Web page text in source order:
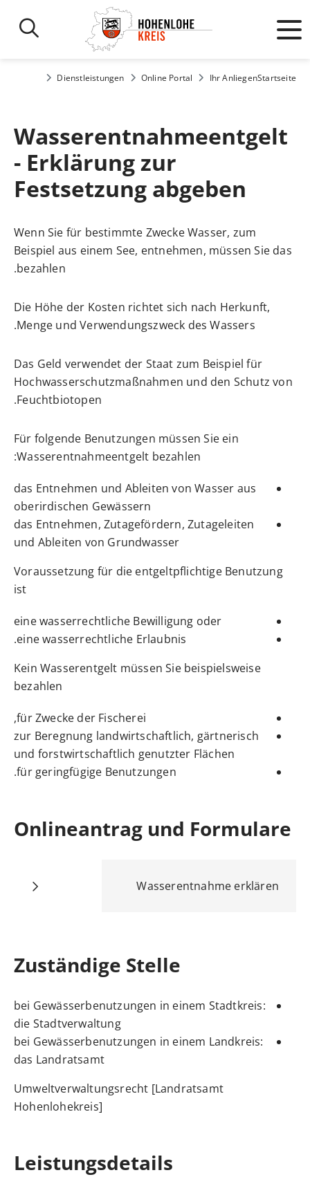
Startseite
Ihr Anliegen
Online Portal
Dienstleistungen
Wasserentnahmeentgelt
- Erklärung zur
Festsetzung abgeben
Wenn Sie für bestimmte Zwecke Wasser, zum
Beispiel aus einem See, entnehmen, müssen Sie das
bezahlen.
Die Höhe der Kosten richtet sich nach Herkunft,
Menge und Verwendungszweck des Wassers.
Das Geld verwendet der Staat zum Beispiel für
Hochwasserschutzmaßnahmen und den Schutz von
Feuchtbiotopen.
Für folgende Benutzungen müssen Sie ein
Wasserentnahmeentgelt bezahlen:
das Entnehmen und Ableiten von Wasser aus
oberirdischen Gewässern
das Entnehmen, Zutagefördern, Zutageleiten
und Ableiten von Grundwasser
Voraussetzung für die entgeltpflichtige Benutzung
ist
eine wasserrechtliche Bewilligung oder
eine wasserrechtliche Erlaubnis.
Kein Wasserentgelt müssen Sie beispielsweise
bezahlen
für Zwecke der Fischerei,
zur Beregnung landwirtschaftlich, gärtnerisch
und forstwirtschaftlich genutzter Flächen
für geringfügige Benutzungen.
Onlineantrag und Formulare
Wasserentnahme erklären
Zuständige Stelle
bei Gewässerbenutzungen in einem Stadtkreis:
die Stadtverwaltung
bei Gewässerbenutzungen in einem Landkreis:
das Landratsamt
Umweltverwaltungsrecht [Landratsamt
Hohenlohekreis]
Leistungsdetails